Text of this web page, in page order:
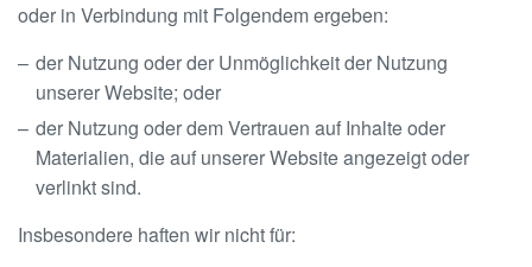
oder in Verbindung mit Folgendem ergeben:
der Nutzung oder der Unmöglichkeit der Nutzung
unserer Website; oder
der Nutzung oder dem Vertrauen auf Inhalte oder
Materialien, die auf unserer Website angezeigt oder
verlinkt sind.
Insbesondere haften wir nicht für: